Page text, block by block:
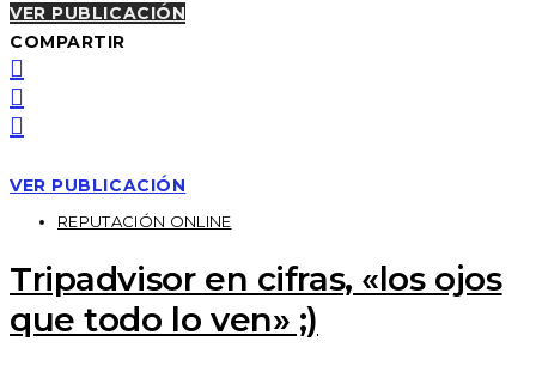
VER PUBLICACIÓN
COMPARTIR
VER PUBLICACIÓN
REPUTACIÓN ONLINE
Tripadvisor en cifras, «los ojos
que todo lo ven» ;)